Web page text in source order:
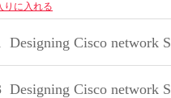
りに入れる
Designing Cisco network Service Architectures (ARCH)
Designing Cisco network Service Architectures (ARCH)